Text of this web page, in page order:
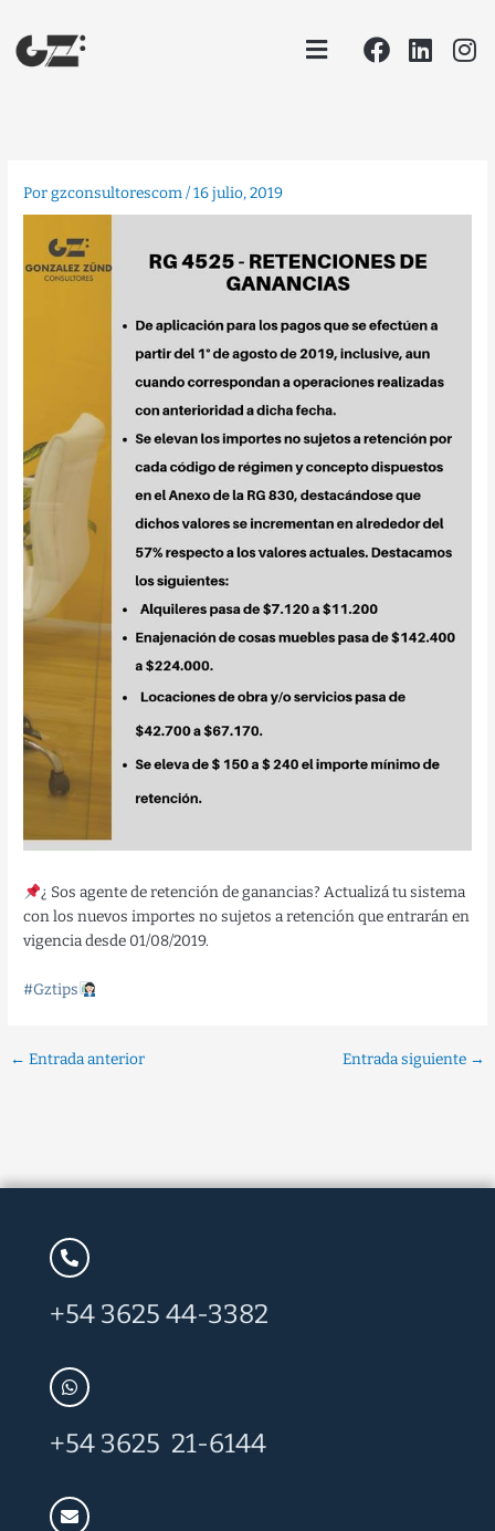
contenido
Menu Facebook
Porgzconsultorescom/16 julio, 2019
¿ Sos agente de retención de ganancias? Actualizá tu sistema
con los nuevos importes no sujetos a retención que entrarán en
vigencia desde 01/08/2019.
#Gztips
← Entrada anterior Entrada siguiente →
+54 3625 44-3382
+54 3625 21-6144